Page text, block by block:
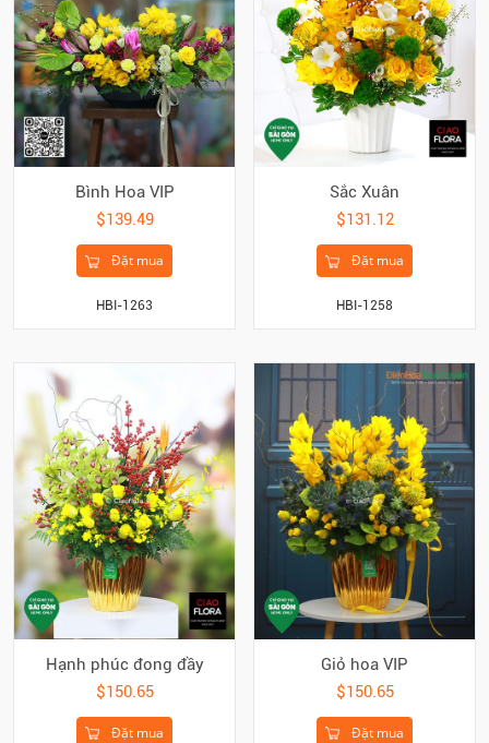
Bình Hoa VIP
$139.49
Đặt mua
HBI-1263
Sắc Xuân
$131.12
Đặt mua
HBI-1258
Hạnh phúc đong đầy
$150.65
Đặt mua
Giỏ hoa VIP
$150.65
Đặt mua